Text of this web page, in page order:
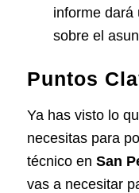
informe dará
sobre el
Puntos
Ya has visto lo
necesitas para
técnico en San
vas a necesitar